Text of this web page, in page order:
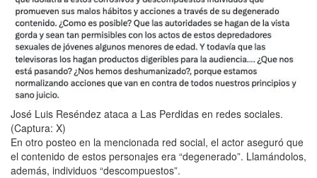
José Luis Reséndez ataca a Las Perdidas en redes sociales.
(Captura: X)
En otro posteo en la mencionada red social, el actor aseguró que
el contenido de estos personajes era “degenerado”. Llamándolos,
además, individuos “descompuestos”.